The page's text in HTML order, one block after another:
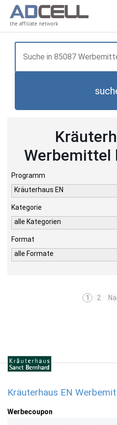
the affiliate network
Werbemittel
Programm
Kräuterhaus EN
Kategorie
alle Kategorien
Format
alle Formate
1 2
Kräuterhaus EN
Werbecoupon